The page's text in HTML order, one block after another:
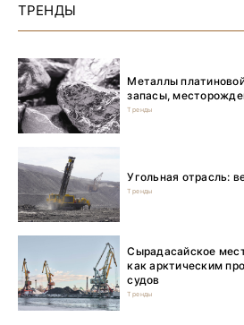
ТРЕНДЫ
Металлы
запасы,
Тренды
Угольная отрасль:
Тренды
Сырадасайское
как арктическим
судов
Тренды